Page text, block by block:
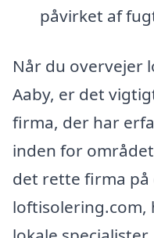
påvirket af
Når du overvejer
Aaby, er det
firma, der har
inden for
det rette firma
loftisolering.com,